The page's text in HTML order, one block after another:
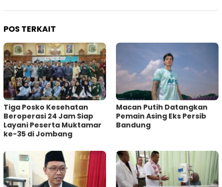
POS TERKAIT
Tiga Posko Kesehatan
Beroperasi 24 Jam Siap
Layani Peserta Muktamar
ke-35 di Jombang
Macan Putih Datangkan
Pemain Asing Eks Persib
Bandung